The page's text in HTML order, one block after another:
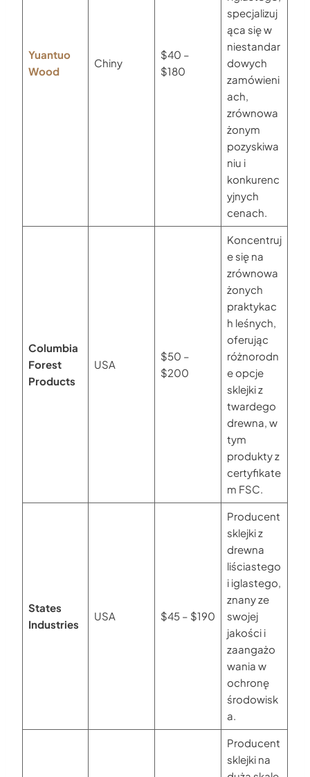
Yuantuo
Wood
Chiny
$40 –
$180
specjalizuj
ąca się w
niestandar
dowych
zamówieni
ach,
zrównowa
żonym
pozyskiwa
niu i
konkurenc
yjnych
cenach.
Columbia
Forest
Products
USA
$50 –
$200
Koncentruj
e się na
zrównowa
żonych
praktykac
h leśnych,
oferując
różnorodn
e opcje
sklejki z
twardego
drewna, w
tym
produkty z
certyfikate
m FSC.
States
Industries
USA $45 – $190
Producent
sklejki z
drewna
liściastego
i iglastego,
znany ze
swojej
jakości i
zaangażo
wania w
ochronę
środowisk
a.
Producent
sklejki na